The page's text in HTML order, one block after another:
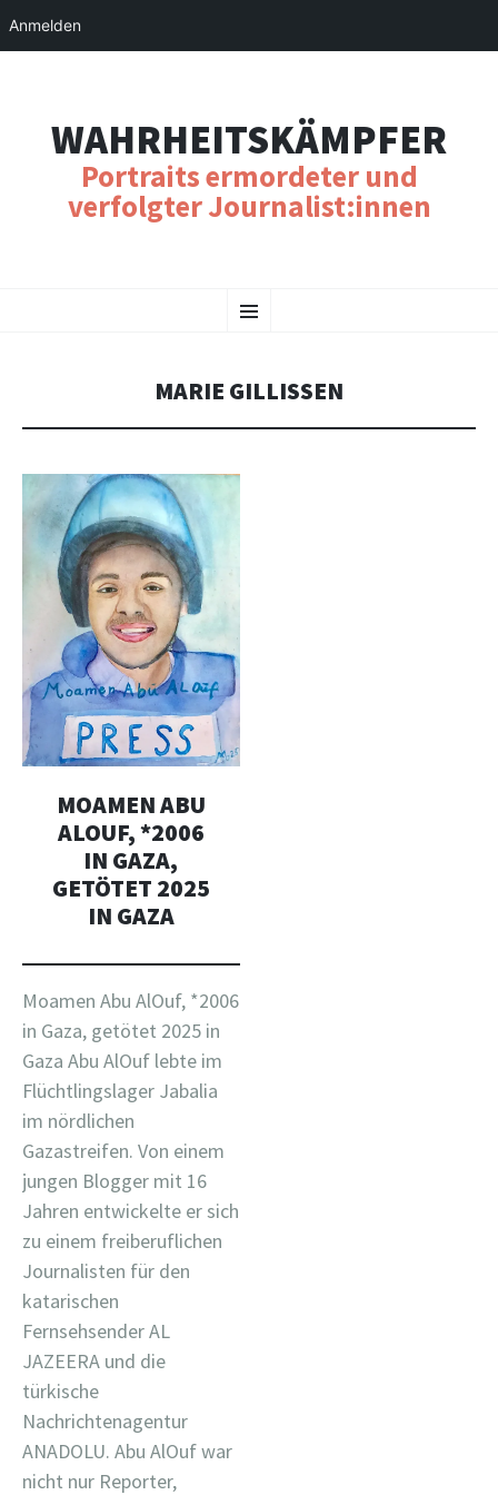
WAHRHEITSKÄMPFER
Portraits ermordeter und
verfolgter Journalist:innen
Menu
TO
MARIE GILLISSEN
MOAMEN ABU
ALOUF, *2006
IN GAZA,
GETÖTET 2025
IN GAZA
Moamen Abu AlOuf, *2006
in Gaza, getötet 2025 in
Gaza Abu AlOuf lebte im
Flüchtlingslager Jabalia
im nördlichen
Gazastreifen. Von einem
jungen Blogger mit 16
Jahren entwickelte er sich
zu einem freiberuflichen
Journalisten für den
katarischen
Fernsehsender AL
JAZEERA und die
türkische
Nachrichtenagentur
ANADOLU. Abu AlOuf war
nicht nur Reporter,
Anmelden